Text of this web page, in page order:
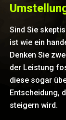
Sind Sie
ist wie ein
Denken Sie
der Leistung
diese sogar
Entscheidung,
steigern wird.